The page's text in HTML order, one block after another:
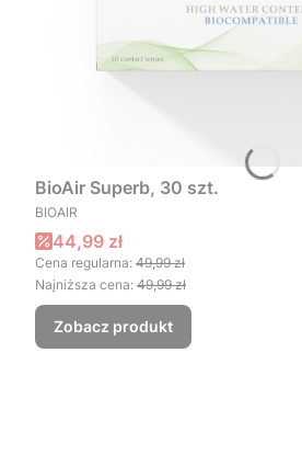
BioAir Superb, 30 szt.
PRODUCENT
BIOAIR
Cena promocyjna
44,99 zł
Cena regularna: 49,99 zł
Najniższa cena: 49,99 zł
Zobacz produkt